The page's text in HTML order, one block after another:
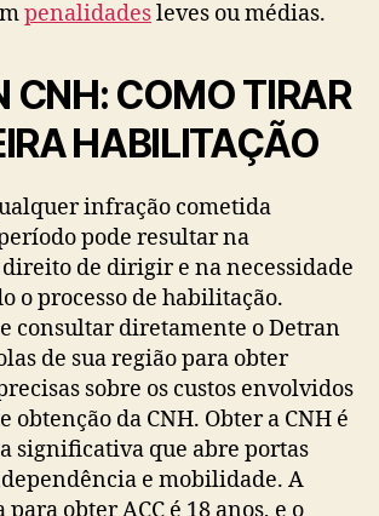
penalidadesleves ou médias.
CNH: COMO TIRAR
HABILITAÇÃO
infração cometida
pode resultar na
direito de dirigir e na necessidade
o processo de habilitação.
consultar diretamente o Detran
de sua região para obter
sobre os custos envolvidos
obtenção da CNH. Obter a CNH é
significativa que abre portas
e mobilidade. A
obter ACC é 18 anos, e o